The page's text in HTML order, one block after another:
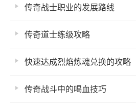
传奇战士职业的发展路线
传奇道士练级攻略
快速达成烈焰炼魂兑换的攻略
传奇战斗中的喝血技巧